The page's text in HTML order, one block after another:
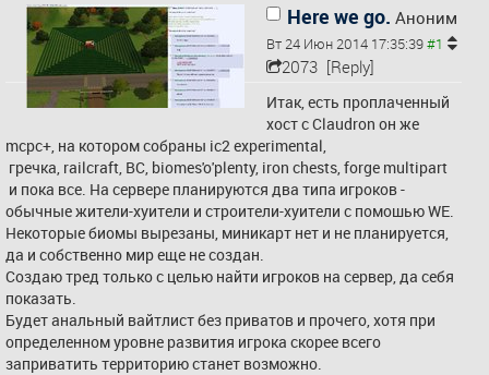
Here we go. Аноним
Вт 24 Июн 2014 17:35:39
2073 [Reply]
Итак, есть проплаченный
хост с Claudron он же
mcpc+, на котором собраны ic2 experimental,
гречка, railcraft, BC, biomes'o'plenty, iron chests, forge multipart
обычные жители-хуители и строители-хуители с помошью WE.
Некоторые биомы вырезаны, миникарт нет и не планируется,
да и собственно мир еще не создан.
Создаю тред только с целью найти игроков на сервер, да себя
показать.
Будет анальный вайтлист без приватов и прочего, хотя при
определенном уровне развития игрока скорее всего
заприватить территорию станет возможно.